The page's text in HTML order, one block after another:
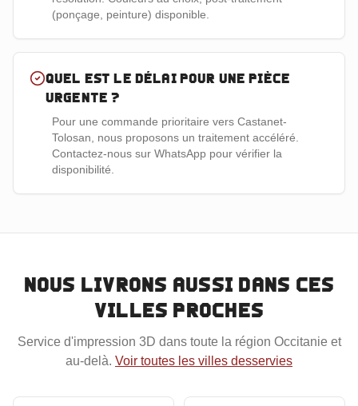
(ponçage, peinture) disponible.
Quel est le délai pour une pièce
urgente ?
Pour une commande prioritaire vers Castanet-
Tolosan, nous proposons un traitement accéléré.
Contactez-nous sur WhatsApp pour vérifier la
disponibilité.
Nous livrons aussi dans ces
villes proches
Service d'impression 3D dans toute la région Occitanie et
au-delà. Voir toutes les villes desservies